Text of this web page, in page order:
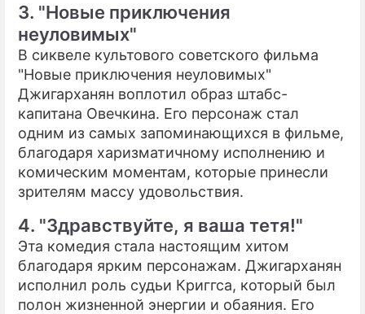
3. "Новые приключения
неуловимых"
В сиквеле культового советского фильма
"Новые приключения неуловимых"
Джигарханян воплотил образ штабс-
капитана Овечкина. Его персонаж стал
одним из самых запоминающихся в фильме,
благодаря харизматичному исполнению и
комическим моментам, которые принесли
зрителям массу удовольствия.
4. "Здравствуйте, я ваша тетя!"
Эта комедия стала настоящим хитом
благодаря ярким персонажам. Джигарханян
исполнил роль судьи Криггса, который был
полон жизненной энергии и обаяния. Его